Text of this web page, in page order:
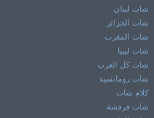
شات لبنان
شات الجزائر
شات المغرب
شات ليبيا
شات كل العرب
شات رومانسية
كلام شات
شات فرفشة